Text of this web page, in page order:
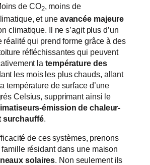
de CO2, moins de
et une avancée majeure
climatique. Il ne s’agit plus d’un
réalité qui prend forme grâce à des
réfléchissantes qui peuvent
la température des
les mois les plus chauds, allant
température de surface d’une
Celsius, supprimant ainsi le
émission de chaleur-
surchauffé.
de ces systèmes, prenons
famille résidant dans une maison
solaires. Non seulement ils